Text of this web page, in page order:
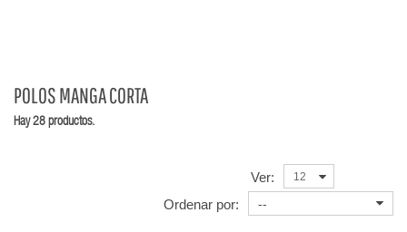
POLOS MANGA CORTA
Hay 28 productos.
Ver: 12
Ordenar por: --